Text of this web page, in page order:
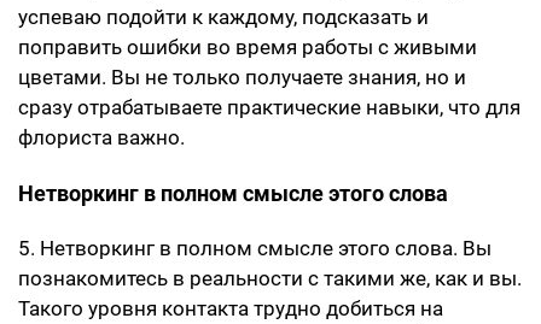
успеваю подойти к каждому, подсказать и
поправить ошибки во время работы с живыми
цветами. Вы не только получаете знания, но и
сразу отрабатываете практические навыки, что для
флориста важно.
Нетворкинг в полном смысле этого слова
5. Нетворкинг в полном смысле этого слова. Вы
познакомитесь в реальности с такими же, как и вы.
Такого уровня контакта трудно добиться на